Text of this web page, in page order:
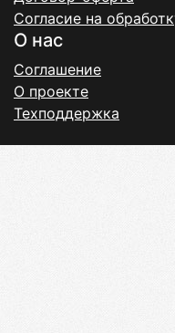
Согласие на
О нас
Соглашение
О проекте
Техподдержка